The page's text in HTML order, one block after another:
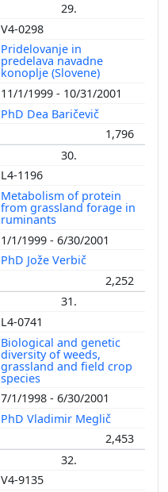
29.
V4-0298
Pridelovanje in
predelava navadne
konoplje (Slovene)
11/1/1999 - 10/31/2001
PhD Dea Baričevič
1,796
30.
L4-1196
Metabolism of protein
from grassland forage in
ruminants
1/1/1999 - 6/30/2001
PhD Jože Verbič
2,252
31.
L4-0741
Biological and genetic
diversity of weeds,
grassland and field crop
species
7/1/1998 - 6/30/2001
PhD Vladimir Meglič
2,453
32.
V4-9135